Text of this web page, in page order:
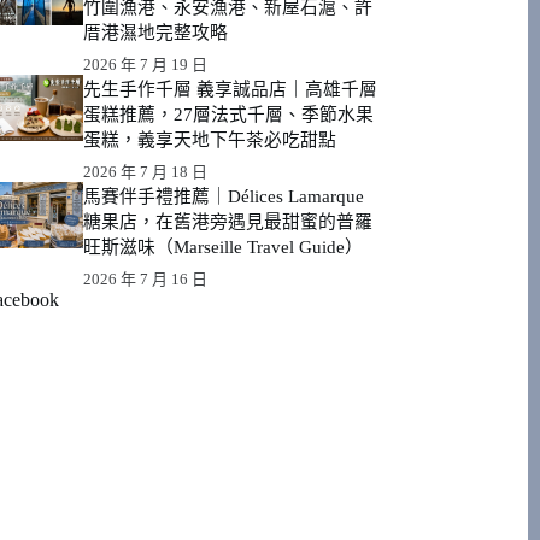
竹圍漁港、永安漁港、新屋石滬、許
厝港濕地完整攻略
2026 年 7 月 19 日
先生手作千層 義享誠品店｜高雄千層
蛋糕推薦，27層法式千層、季節水果
蛋糕，義享天地下午茶必吃甜點
2026 年 7 月 18 日
馬賽伴手禮推薦｜Délices Lamarque
糖果店，在舊港旁遇見最甜蜜的普羅
旺斯滋味（Marseille Travel Guide）
2026 年 7 月 16 日